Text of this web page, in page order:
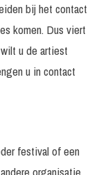
bij het contact
komen. Dus viert
u de artiest
u in contact
festival of een